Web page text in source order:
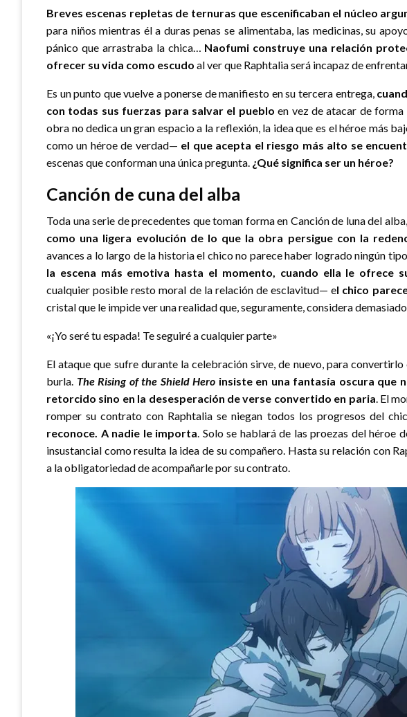
Breves escenas repletas de ternuras que escenificaban el núcleo
para niños mientras él a duras penas se alimentaba, las medicinas, su
pánico que arrastraba la chica… Naofumi construye una relación
ofrecer su vida como escudo al ver que Raphtalia será incapaz de
Es un punto que vuelve a ponerse de manifiesto en su tercera entrega,
con todas sus fuerzas para salvar el pueblo en vez de atacar de
obra no dedica un gran espacio a la reflexión, la idea que es el héroe más
como un héroe de verdad— el que acepta el riesgo más alto se
escenas que conforman una única pregunta. ¿Qué significa ser un héroe?
Canción de cuna del alba
Toda una serie de precedentes que toman forma en Canción de luna del
como una ligera evolución de lo que la obra persigue con la
avances a lo largo de la historia el chico no parece haber logrado ningún
la escena más emotiva hasta el momento, cuando ella le ofrece
cualquier posible resto moral de la relación de esclavitud— el chico
cristal que le impide ver una realidad que, seguramente, considera
«¡Yo seré tu espada! Te seguiré a cualquier parte»
El ataque que sufre durante la celebración sirve, de nuevo, para
burla. The Rising of the Shield Hero insiste en una fantasía oscura que
retorcido sino en la desesperación de verse convertido en paria. El
romper su contrato con Raphtalia se niegan todos los progresos del
reconoce. A nadie le importa. Solo se hablará de las proezas del héroe
insustancial como resulta la idea de su compañero. Hasta su relación con
a la obligatoriedad de acompañarle por su contrato.